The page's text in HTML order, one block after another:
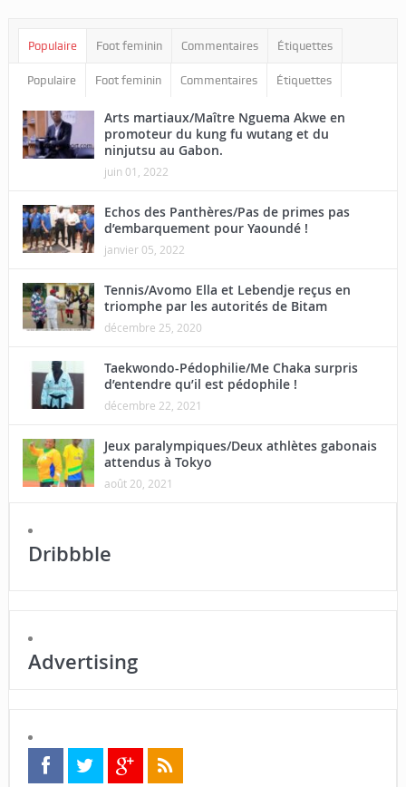
Populaire Foot feminin Commentaires Étiquettes
Populaire Foot feminin Commentaires Étiquettes
Arts martiaux/Maître Nguema Akwe en
promoteur du kung fu wutang et du
ninjutsu au Gabon.
juin 01, 2022
Echos des Panthères/Pas de primes pas
d’embarquement pour Yaoundé !
janvier 05, 2022
Tennis/Avomo Ella et Lebendje reçus en
triomphe par les autorités de Bitam
décembre 25, 2020
Taekwondo-Pédophilie/Me Chaka surpris
d’entendre qu’il est pédophile !
décembre 22, 2021
Jeux paralympiques/Deux athlètes gabonais
attendus à Tokyo
août 20, 2021
Dribbble
Advertising